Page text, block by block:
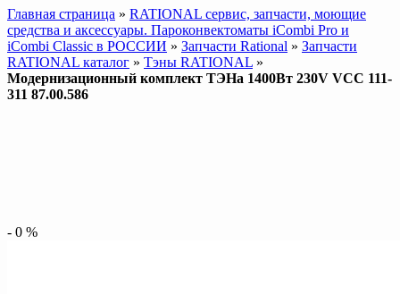
Главная страница » RATIONAL сервис, запчасти, моющие
средства и аксессуары. Пароконвектоматы iCombi Pro и
iCombi Classic в РОССИИ » Запчасти Rational » Запчасти
RATIONAL каталог » Тэны RATIONAL »
Модернизационный комплект ТЭНа 1400Вт 230V VCC 111-
311 87.00.586
- 0 %